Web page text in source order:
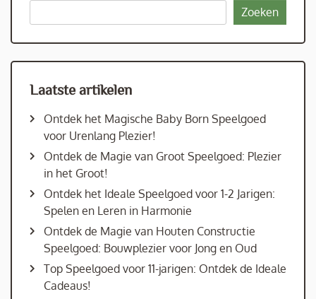
Zoeken
Laatste artikelen
Ontdek het Magische Baby Born Speelgoed
voor Urenlang Plezier!
Ontdek de Magie van Groot Speelgoed: Plezier
in het Groot!
Ontdek het Ideale Speelgoed voor 1-2 Jarigen:
Spelen en Leren in Harmonie
Ontdek de Magie van Houten Constructie
Speelgoed: Bouwplezier voor Jong en Oud
Top Speelgoed voor 11-jarigen: Ontdek de Ideale
Cadeaus!